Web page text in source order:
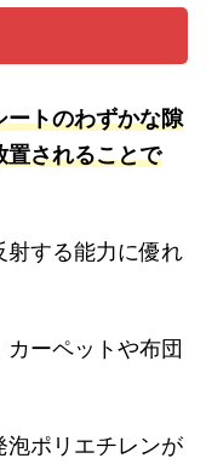
ートのわずかな隙
置されることで
射する能力に優れ
ーペットや布団
泡ポリエチレンが